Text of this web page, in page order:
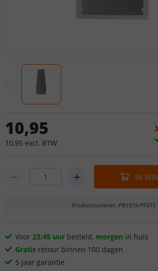
10,95
10,95 excl. BTW
IN
Productnummer: PR1919-PF015
Voor 23:45 uur besteld, morgen in huis
Gratis retour binnen 100 dagen
5 jaar garantie